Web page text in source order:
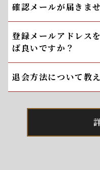
確認メールが届きませ
登録メールアドレス
ば良いですか？
退会方法について教